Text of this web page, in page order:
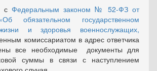
с Федеральным законом № 52-ФЗ от
обязательном государственном
и здоровья военнослужащих,
комиссариатом в адрес ответчика
все необходимые документы для
суммы в связи с наступлением